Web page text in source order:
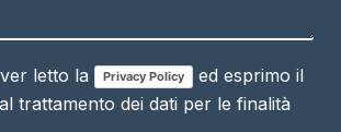
letto la Privacy Policy
ed esprimo il
trattamento dei dati per le finalità